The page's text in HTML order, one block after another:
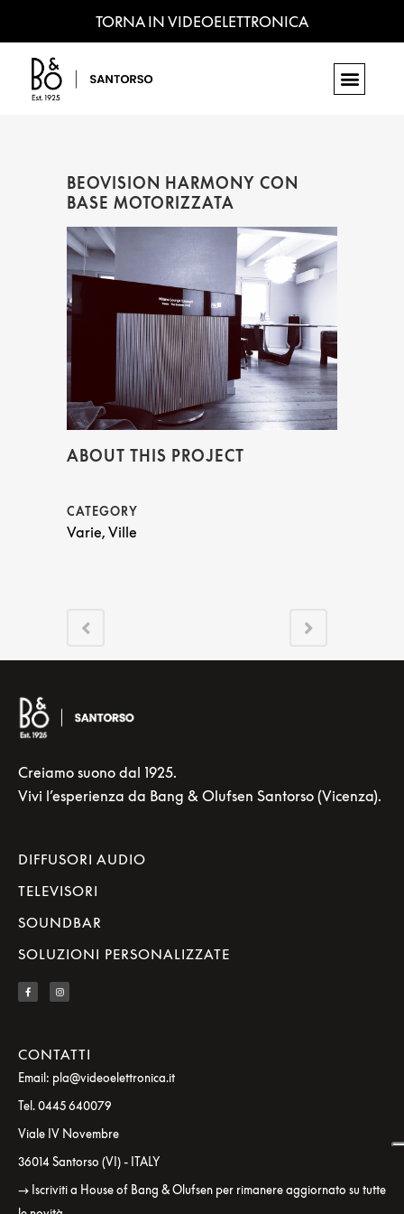
TORNA IN VIDEOELETTRONICA
BEOVISION HARMONY CON
BASE MOTORIZZATA
ABOUT THIS PROJECT
CATEGORY
Varie, Ville
Creiamo suono dal 1925.
Vivi l’esperienza da Bang & Olufsen Santorso (Vicenza).
DIFFUSORI AUDIO
TELEVISORI
SOUNDBAR
SOLUZIONI PERSONALIZZATE
CONTATTI
Email: pla@videoelettronica.it
Tel. 0445 640079
Viale IV Novembre
36014 Santorso (VI) - ITALY
→ Iscriviti a House of Bang & Olufsen per rimanere aggiornato su tutte